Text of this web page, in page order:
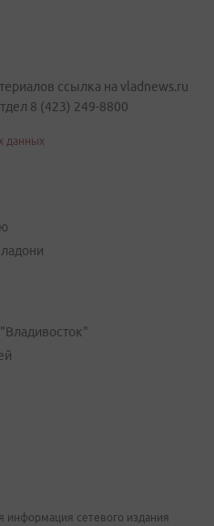
ссылка на vladnews.ru
8 (423) 249-8800
данных
информация сетевого издания